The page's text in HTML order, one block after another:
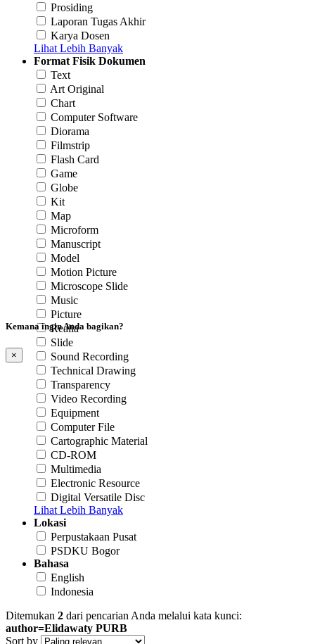
Prosiding
Laporan Tugas Akhir
Karya Dosen
Lihat Lebih Banyak
Format Fisik Dokumen
Text
Art Original
Chart
Computer Software
Diorama
Filmstrip
Flash Card
Game
Globe
Kit
Map
Microform
Manuscript
Model
Motion Picture
Microscope Slide
Music
Picture
Realia
Slide
Sound Recording
Technical Drawing
Transparency
Video Recording
Equipment
Computer File
Cartographic Material
CD-ROM
Multimedia
Electronic Resource
Digital Versatile Disc
Lihat Lebih Banyak
Lokasi
Perpustakaan Pusat
PSDKU Bogor
Bahasa
English
Indonesia
Ditemukan 2 dari pencarian Anda melalui kata kunci:
author=Elidawaty PURB
Sort by
Kemana ingin Anda bagikan?
×